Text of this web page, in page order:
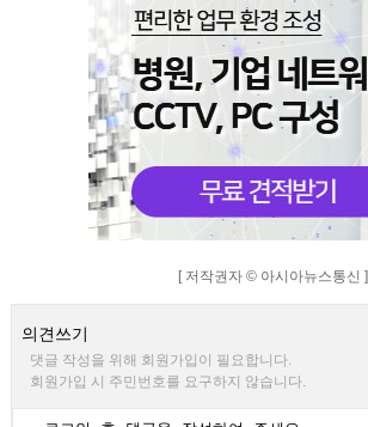
[ 저작권자 © 아시아뉴스통신 ]
의견쓰기
댓글 작성을 위해 회원가입이 필요합니다.
회원가입 시 주민번호를 요구하지 않습니다.